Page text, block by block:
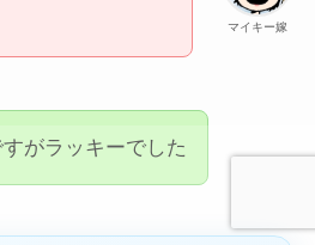
マイキー嫁
がラッキーでした